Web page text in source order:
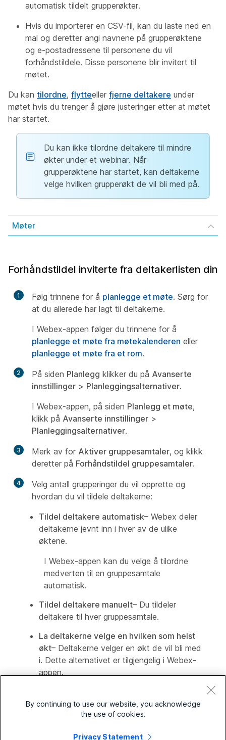
automatisk tildelt grupperøkter.
Hvis du importerer en CSV-fil, kan du laste ned en
mal og deretter angi navnene på grupperøktene
og e-postadressene til personene du vil
forhåndstildele. Disse personene blir invitert til
møtet.
Du kan tilordne, flytteeller fjerne deltakere under
møtet hvis du trenger å gjøre justeringer etter at møtet
har startet.
Du kan ikke tilordne deltakere til mindre
økter under et webinar. Når
grupperøktene har startet, kan deltakerne
velge hvilken grupperøkt de vil bli med på.
Møter
Forhåndstildel inviterte fra deltakerlisten din
1 Følg trinnene for å planlegge et møte. Sørg for
at du allerede har lagt til deltakerne.
I Webex-appen følger du trinnene for å
planlegge et møte fra møtekalenderen eller
planlegge et møte fra et rom.
2 På siden Planlegg klikker du på Avanserte
innstillinger > Planleggingsalternativer.
I Webex-appen, på siden Planlegg et møte,
klikk på Avanserte innstillinger >
Planleggingsalternativer.
3 Merk av for Aktiver gruppesamtaler, og klikk
deretter på Forhåndstildel gruppesamtaler.
4
Velg antall grupperinger du vil opprette og
hvordan du vil tildele deltakerne:
Tildel deltakere automatisk– Webex deler
deltakerne jevnt inn i hver av de ulike
øktene.
I Webex-appen kan du velge å tilordne
medverten til en gruppesamtale
automatisk.
Tildel deltakere manuelt– Du tildeler
deltakere til hver gruppesamtale.
La deltakerne velge en hvilken som helst
økt– Deltakerne velger en økt de vil bli med
i. Dette alternativet er tilgjengelig i Webex-
appen.
Klikk påNeste.
Gruppemøte 2og så videre. For å gi nytt navn til
By continuing to use our website, you acknowledge
the use of cookies.
Privacy Statement